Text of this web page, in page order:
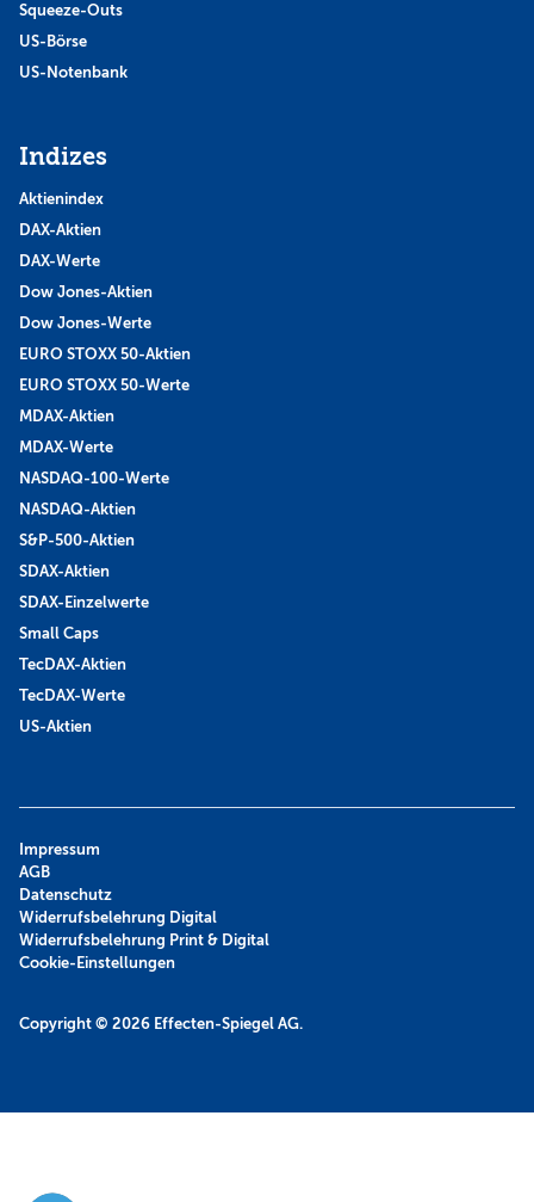
Squeeze-Outs
US-Börse
US-Notenbank
Indizes
Aktienindex
DAX-Aktien
DAX-Werte
Dow Jones-Aktien
Dow Jones-Werte
EURO STOXX 50-Aktien
EURO STOXX 50-Werte
MDAX-Aktien
MDAX-Werte
NASDAQ-100-Werte
NASDAQ-Aktien
S&P-500-Aktien
SDAX-Aktien
SDAX-Einzelwerte
Small Caps
TecDAX-Aktien
TecDAX-Werte
US-Aktien
Copyright © 2026 Effecten-Spiegel AG.
Impressum
AGB
Datenschutz
Widerrufsbelehrung Digital
Widerrufsbelehrung Print & Digital
Cookie-Einstellungen